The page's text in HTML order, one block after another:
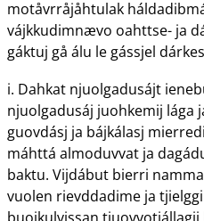
motåvrråjåhtulak
vájkkudimnævo oahttse- ja
gáktuj gå álu le gássjel
i. Dahkat njuolgadusájt
njuolgadusáj juohkemij lága
guovdásj ja bájkálasj
máhttá almoduvvat ja
baktu. Vijdábut bierri
vuolen rievddadime ja